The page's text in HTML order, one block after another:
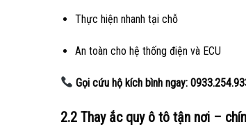
Thực hiện nhanh tại chỗ
An toàn cho hệ thống điện và ECU
Gọi cứu hộ kích bình ngay:
2.2 Thay ắc quy ô tô tận nơi –